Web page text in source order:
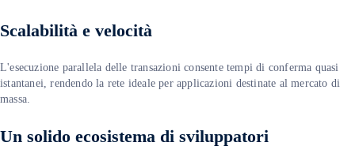
Scalabilità e velocità
L'esecuzione parallela delle transazioni consente tempi di conferma quasi
istantanei, rendendo la rete ideale per applicazioni destinate al mercato di
massa.
Un solido ecosistema di sviluppatori